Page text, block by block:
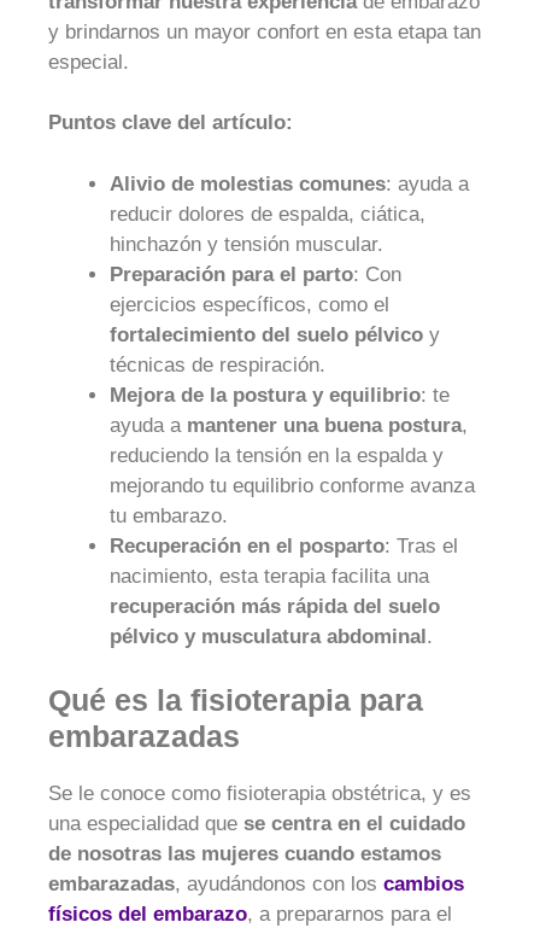
y brindarnos un mayor confort en esta etapa tan
especial.
Puntos clave del artículo:
Alivio de molestias comunes: ayuda a
reducir dolores de espalda, ciática,
hinchazón y tensión muscular.
Preparación para el parto: Con
ejercicios específicos, como el
fortalecimiento del suelo pélvico y
técnicas de respiración.
Mejora de la postura y equilibrio: te
ayuda a mantener una buena postura,
reduciendo la tensión en la espalda y
mejorando tu equilibrio conforme avanza
tu embarazo.
Recuperación en el posparto: Tras el
nacimiento, esta terapia facilita una
recuperación más rápida del suelo
pélvico y musculatura abdominal.
Qué es la fisioterapia para
embarazadas
Se le conoce como fisioterapia obstétrica, y es
una especialidad que se centra en el cuidado
de nosotras las mujeres cuando estamos
embarazadas, ayudándonos con los cambios
físicos del embarazo, a prepararnos para el